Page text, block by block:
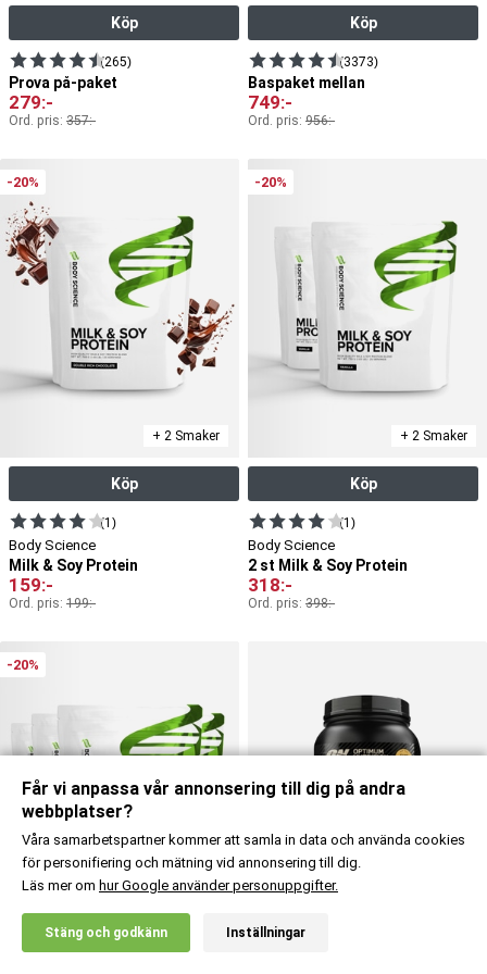
Köp
(265)
Prova på-paket
279:-
Ord. pris: 357:-
Köp
(3373)
Baspaket mellan
749:-
Ord. pris: 956:-
-20%
+ 2 Smaker
Köp
(1)
Body Science
Milk & Soy Protein
159:-
Ord. pris: 199:-
-20%
+ 2 Smaker
Köp
(1)
Body Science
2 st Milk & Soy Protein
318:-
Ord. pris: 398:-
-20%
+ 2 Smaker
20% RABATT!
X
Får vi anpassa vår annonsering till dig på andra
webbplatser?
Våra samarbetspartner kommer att samla in data och använda cookies
för personifiering och mätning vid annonsering till dig.
Läs mer om hur Google använder personuppgifter.
Stäng och godkänn Inställningar